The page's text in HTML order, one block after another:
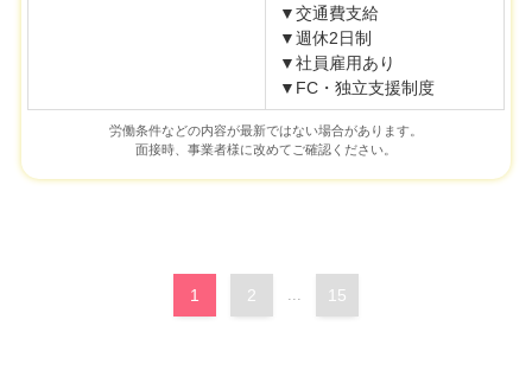
▼交通費支給
▼週休2日制
▼社員雇用あり
▼FC・独立支援制度
労働条件などの内容が最新ではない場合があります。
面接時、事業者様に改めてご確認ください。
1 2 ... 15